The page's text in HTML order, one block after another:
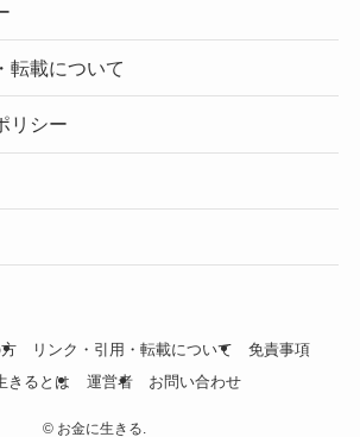
転載について
リシー
リンク・引用・転載について
免責事項
きるとは
運営者 お問い合わせ
©お金に生きる.